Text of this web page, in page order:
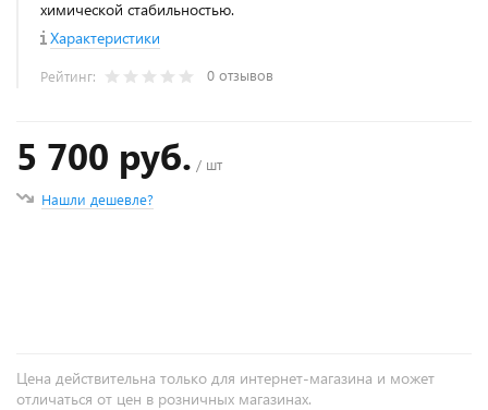
химической стабильностью.
Характеристики
Рейтинг: 0 отзывов
5 700 руб. / шт
Нашли дешевле?
Цена действительна только для интернет-магазина и может
отличаться от цен в розничных магазинах.